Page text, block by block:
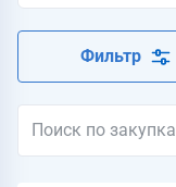
Фильтр